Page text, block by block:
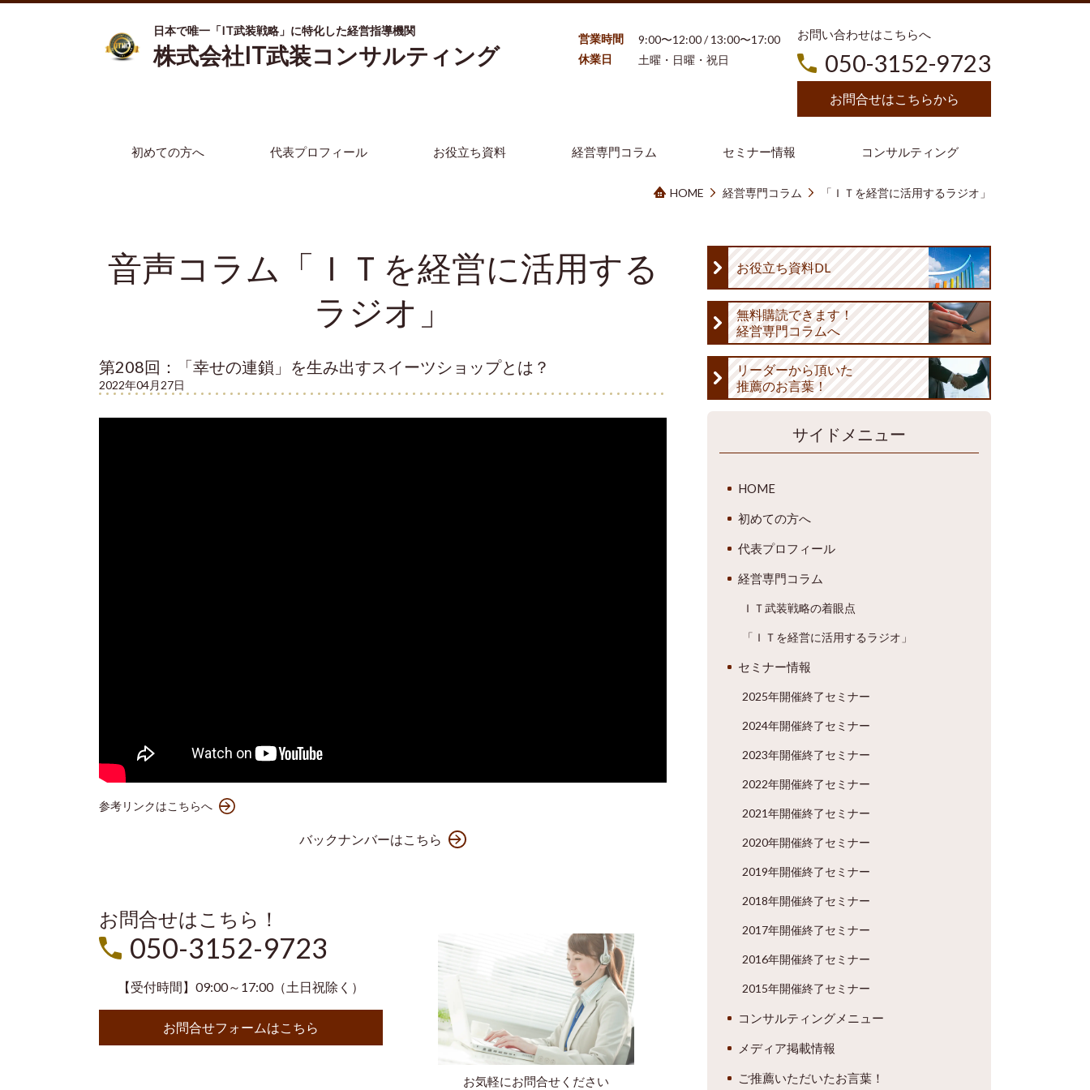
日本で唯一「IT武装戦略」に特化した経営指導機関
株式会社IT武装コンサルティング
営業時間
9:00〜12:00 / 13:00〜17:00
休業日
土曜・日曜・祝日
お問い合わせはこちらへ
050-3152-9723
お問合せはこちらから
初めての方へ 代表プロフィール お役立ち資料 経営専門コラム セミナー情報 コンサルティング
HOME 経営専門コラム 「ＩＴを経営に活用するラジオ」
音声コラム「ＩＴを経営に活用する
ラジオ」
第208回：「幸せの連鎖」を生み出すスイーツショップとは？
2022年04月27日
参考リンクはこちらへ
バックナンバーはこちら
お問合せはこちら！
お気軽にお問合せください
050-3152-9723
【受付時間】09:00～17:00（土日祝除く）
お問合せフォームはこちら
お役立ち資料DL
無料購読できます！
経営専門コラムへ
リーダーから頂いた
推薦のお言葉！
サイドメニュー
HOME
初めての方へ
代表プロフィール
経営専門コラム
ＩＴ武装戦略の着眼点
「ＩＴを経営に活用するラジオ」
セミナー情報
2025年開催終了セミナー
2024年開催終了セミナー
2023年開催終了セミナー
2022年開催終了セミナー
2021年開催終了セミナー
2020年開催終了セミナー
2019年開催終了セミナー
2018年開催終了セミナー
2017年開催終了セミナー
2016年開催終了セミナー
2015年開催終了セミナー
コンサルティングメニュー
メディア掲載情報
ご推薦いただいたお言葉！